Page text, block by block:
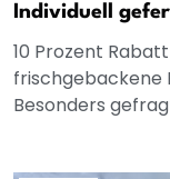
Individuell
10 Prozent
frischgebackene
Besonders